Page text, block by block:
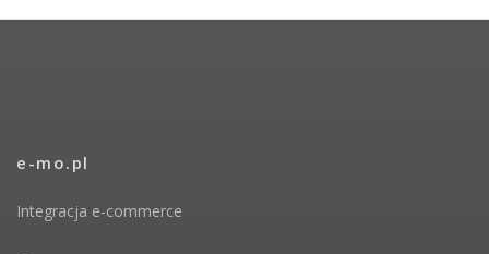
e-mo.pl
Integracja e-commerce